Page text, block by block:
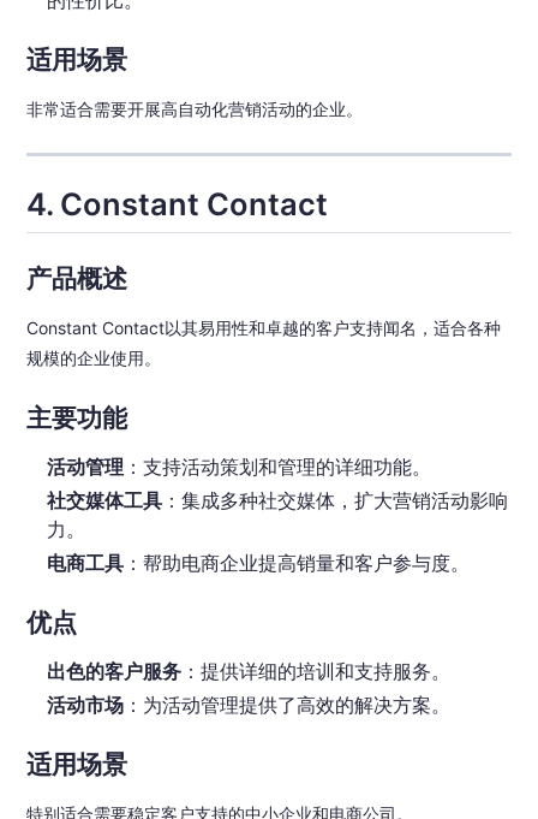
适用场景
非常适合需要开展高自动化营销活动的企业。
4. Constant Contact
产品概述
Constant Contact以其易用性和卓越的客户支持闻名，适合各种
规模的企业使用。
主要功能
活动管理 ：支持活动策划和管理的详细功能。
社交媒体工具：集成多种社交媒体，扩大营销活动影响
力。
电商工具：帮助电商企业提高销量和客户参与度。
优点
出色的客户服务：提供详细的培训和支持服务。
活动市场：为活动管理提供了高效的解决方案。
适用场景
特别适合需要稳定客户支持的中小企业和电商公司。